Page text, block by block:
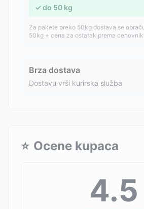
✓ do 50 kg
Za pakete preko 50kg dostava se
50kg + cena za ostatak prema
Brza dostava
Dostavu vrši kurirska služba
⭐ Ocene kupaca
4.5